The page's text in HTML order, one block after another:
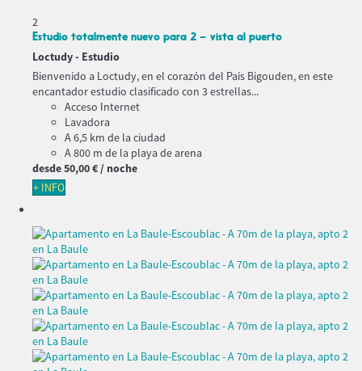
2
Estudio totalmente nuevo para 2 – vista al puerto
Loctudy - Estudio
Bienvenido a Loctudy, en el corazón del País Bigouden, en este
encantador estudio clasificado con 3 estrellas...
Acceso Internet
Lavadora
A 6,5 km de la ciudad
A 800 m de la playa de arena
desde50,00 € / noche
+ INFO